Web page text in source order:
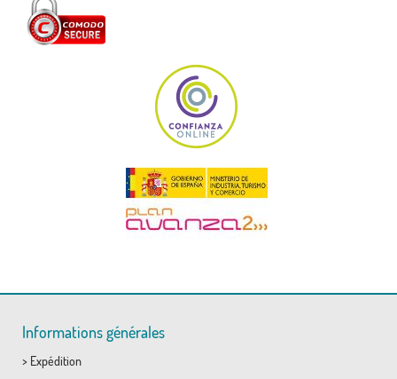
Informations générales
> Expédition